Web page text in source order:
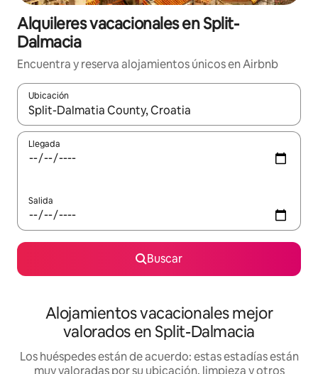
Alquileres vacacionales en Split-
Dalmacia
Encuentra y reserva alojamientos únicos en Airbnb
Ubicación
Cuando los resultados estén disponibles, navega con las
Llegada
Salida
Buscar
Alojamientos vacacionales mejor
valorados en Split-Dalmacia
Los huéspedes están de acuerdo: estas estadías están
muy valoradas por su ubicación, limpieza y otros